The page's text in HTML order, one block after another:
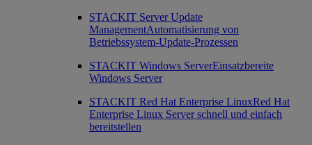
STACKIT Server Update
ManagementAutomatisierung von
Betriebssystem-Update-Prozessen
STACKIT Windows ServerEinsatzbereite
Windows Server
STACKIT Red Hat Enterprise LinuxRed Hat
Enterprise Linux Server schnell und einfach
bereitstellen